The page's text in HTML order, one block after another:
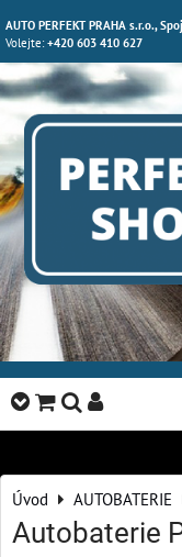
AUTO PERFEKT PRAHA s.r.o.,
Volejte:+420 603 410 627
Úvod AUTOBATERIE
Autobaterie